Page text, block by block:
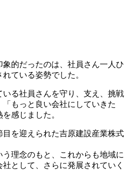
的だったのは、社員さん一人ひ
ている姿勢でした。
る社員さんを守り、支え、挑戦
もっと良い会社にしていきた
感じました。
を迎えられた吉原建設産業株式
う理念のもと、これからも地域に
として、さらに発展されていく